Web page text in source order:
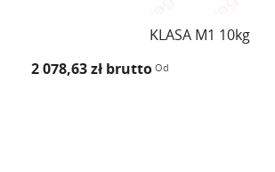
KLASA M1 10kg
2 078,63 zł brutto Od